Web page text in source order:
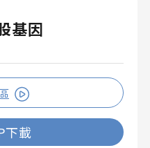
基因
下載